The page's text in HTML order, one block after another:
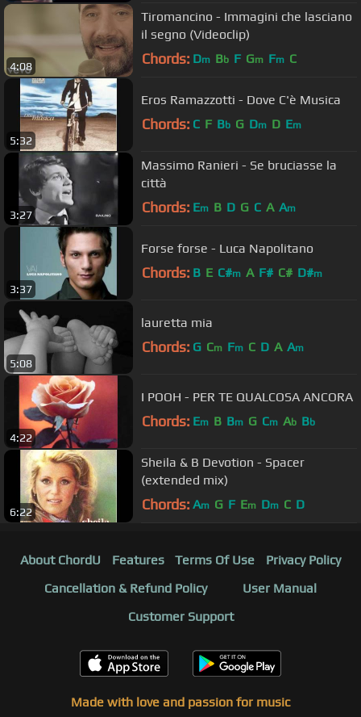
4:08
Tiromancino - Immagini che lasciano
il segno (Videoclip)
Chords: Dm Bb F Gm Fm C
5:32
Eros Ramazzotti - Dove C'è Musica
Chords: C F Bb G Dm D Em
3:27
Massimo Ranieri - Se bruciasse la
città
Chords: Em B D G C A Am
3:37
Forse forse - Luca Napolitano
Chords: B E C#m A F# C# D#m
5:08
lauretta mia
Chords: G Cm Fm C D A Am
4:22
I POOH - PER TE QUALCOSA ANCORA
Chords: Em B Bm G Cm Ab Bb
6:22
Sheila & B Devotion - Spacer
(extended mix)
Chords: Am G F Em Dm C D
About ChordU Features Terms Of Use
Privacy Policy
Cancellation & Refund Policy
User Manual
Customer Support
Made with love and passion for music